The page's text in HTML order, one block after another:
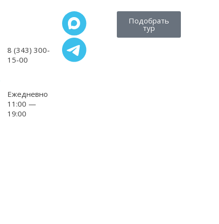
8 (343) 300-
15-00
Ежедневно
11:00 —
19:00
Подобрать
тур